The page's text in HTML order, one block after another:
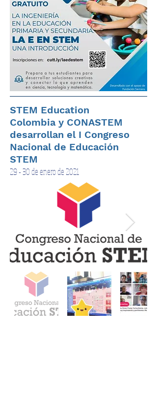
STEM Education
Colombia y CONASTEM
desarrollan el I Congreso
Nacional de Educación
STEM
29 - 30 de enero de 2021